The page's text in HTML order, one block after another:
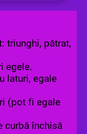
triunghi, pătrat,
egele.
laturi, egale
(pot fi egale
curbă închisă